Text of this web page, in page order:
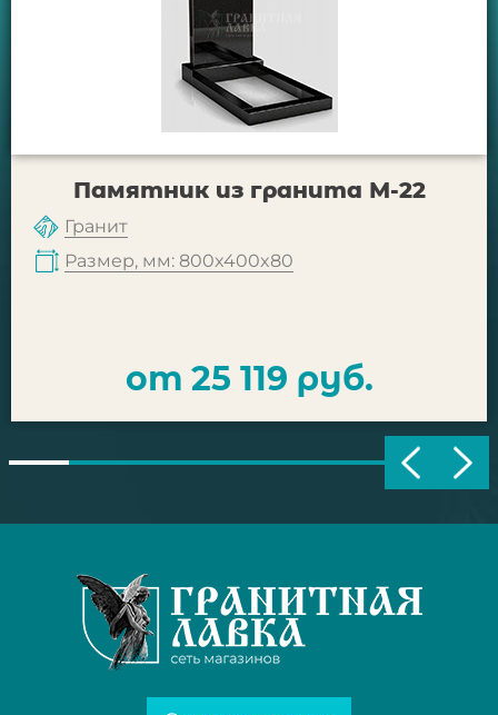
Памятник из гранита М-22
Гранит
Размер, мм: 800x400x80
от 25 119 руб.